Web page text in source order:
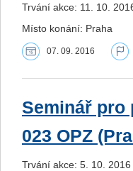
Trvání akce: 11. 10.
Místo konání: Praha
07. 09. 2016
Seminář pro
023 OPZ
Trvání akce: 5. 10. 2016